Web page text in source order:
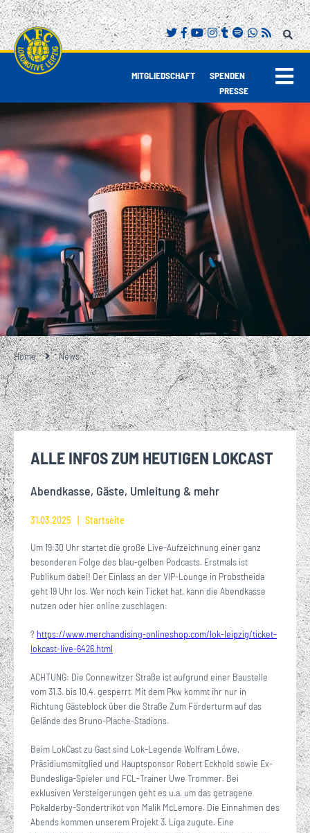
MITGLIEDSCHAFT| SPENDEN |
PRESSE
Home News
ALLE INFOS ZUM HEUTIGEN LOKCAST
Abendkasse, Gäste, Umleitung & mehr
31.03.2025 Startseite
Um 19:30 Uhr startet die große Live-Aufzeichnung einer ganz
besonderen Folge des blau-gelben Podcasts. Erstmals ist
Publikum dabei! Der Einlass an der VIP-Lounge in Probstheida
geht 19 Uhr los. Wer noch kein Ticket hat, kann die Abendkasse
nutzen oder hier online zuschlagen:
? https://www.merchandising-onlineshop.com/lok-leipzig/ticket-
lokcast-live-6426.html
ACHTUNG: Die Connewitzer Straße ist aufgrund einer Baustelle
vom 31.3. bis 10.4. gesperrt. Mit dem Pkw kommt ihr nur in
Richtung Gästeblock über die Straße Zum Förderturm auf das
Gelände des Bruno-Plache-Stadions.
Beim LokCast zu Gast sind Lok-Legende Wolfram Löwe,
Präsidiumsmitglied und Hauptsponsor Robert Eckhold sowie Ex-
Bundesliga-Spieler und FCL-Trainer Uwe Trommer. Bei
exklusiven Versteigerungen geht es u.a. um das getragene
Pokalderby-Sondertrikot von Malik McLemore. Die Einnahmen des
Abends kommen unserem Projekt 3. Liga zugute. Eine